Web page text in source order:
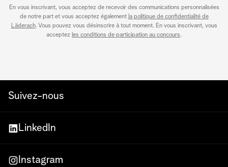
En vous inscrivant, vous acceptez de recevoir des communications personnalisées
de notre part et vous acceptez également la politique de confidentialité de
Läderach. Vous pouvez vous désinscrire à tout moment. En vous inscrivant, vous
acceptez les conditions de participation au concours.
Suivez-nous
LinkedIn
Instagram